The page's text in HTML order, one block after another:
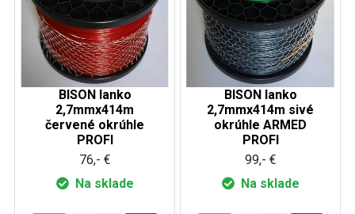
BISON lanko
2,7mmx414m
červené okrúhle
PROFI
76,- €
Na sklade
BISON lanko
2,7mmx414m sivé
okrúhle ARMED
PROFI
99,- €
Na sklade